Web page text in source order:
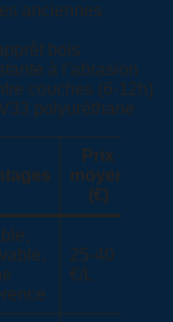
anciennes
bois
à l’abrasion
couches (6-12h)
polyuréthane
Prix
moyen
(€)
25-40
€/L